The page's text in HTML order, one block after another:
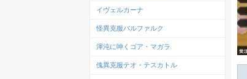
イヴェルカーナ
怪異克服バルファルク
渾沌に呻くゴア・マガラ
傀異克服テオ・テスカトル